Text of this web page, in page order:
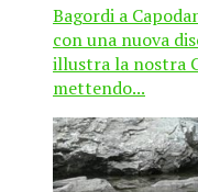
Bagordi a
con una nuova
illustra la nostra
mettendo...